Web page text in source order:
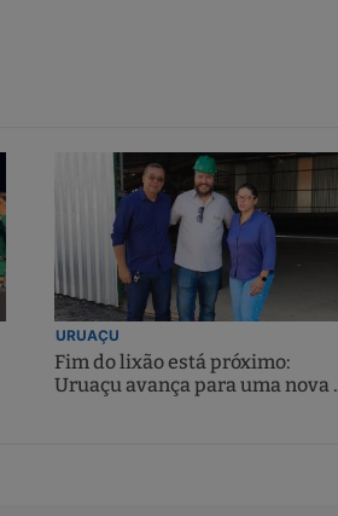
URUAÇU
Fim do lixão está próximo:
Uruaçu avança para uma nova